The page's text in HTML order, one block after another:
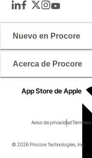
LinkedInFacebook
TwitterInstagram
YouTube
Nuevo en Procore
Acerca de Procore
App Store de Apple
Aviso de privacidad
© 2026 Procore Technologies, Inc.